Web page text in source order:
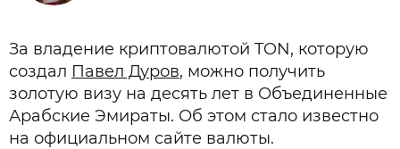
За владение криптовалютой TON, которую
создал Павел Дуров, можно получить
золотую визу на десять лет в Объединенные
Арабские Эмираты. Об этом стало известно
на официальном сайте валюты.